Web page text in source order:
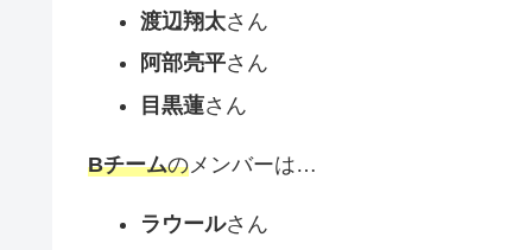
渡辺翔太さん
阿部亮平さん
目黒蓮さん
Bチームの メンバーは…
ラウールさん